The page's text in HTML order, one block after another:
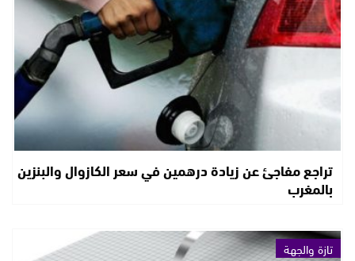
تراجع مفاجئ عن زيادة درهمين في سعر الكازوال والبنزين
بالمغرب
تازة والجهة